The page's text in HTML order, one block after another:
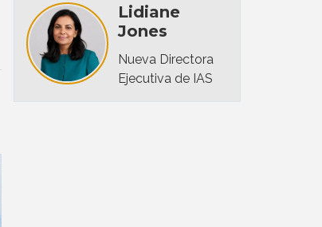
Lidiane
Jones
Nueva Directora
Ejecutiva de IAS